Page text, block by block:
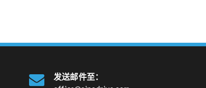
发送邮件至：